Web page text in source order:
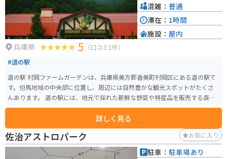
兵庫県 5 （口コミ1件）
#道の駅
道の駅 村岡ファームガーデンは、兵庫県美方郡香美町村岡区にある道の駅で
す。但馬地域の中央部に位置し、周辺には自然豊かな観光スポットがたくさ
んあります。 道の駅には、地元で採れた新鮮な野菜や特産品を販売する直売
所や、但馬牛や地元食材を使った料理が楽しめるレストランがあります。ま
た、パン工房やジェラートショップもあり、休憩にも最適です。 バイクで訪
れる場合、道の駅には広い駐車場が完備されているので安心です。ツーリン
グの休憩場所としてはもちろん、周辺の観光拠点としても便利です。 村岡フ
ァームガーデンは、春には芝桜、秋にはコスモスが咲き乱れる花の名所とし
詳しく見る
混雑： 普通
滞在： 1時間
施設： 屋内
佐治アストロパーク お気に入り
駐車： 駐車場あり